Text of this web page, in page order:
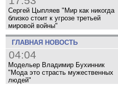
Сергей Цыпляев "Мир как никогда
близко стоит к угрозе третьей
мировой войны"
ГЛАВНАЯ НОВОСТЬ
04:04
Модельер Владимир Бухинник
"Мода это страсть мужественных
людей"